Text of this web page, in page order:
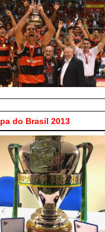
do Brasil 2013